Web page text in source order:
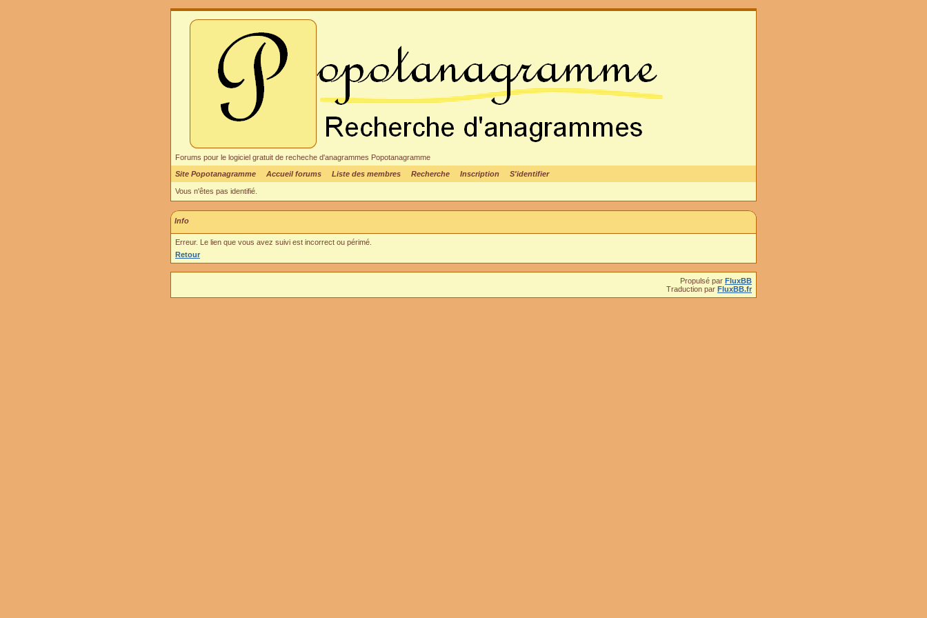
Forums pour le logiciel gratuit de recheche d'anagrammes Popotanagramme
Site Popotanagramme
Accueil forums Liste des membres Recherche Inscription S'identifier
Vous n'êtes pas identifié.
Info
Erreur. Le lien que vous avez suivi est incorrect ou périmé.
Retour
Propulsé par FluxBB
Traduction par FluxBB.fr